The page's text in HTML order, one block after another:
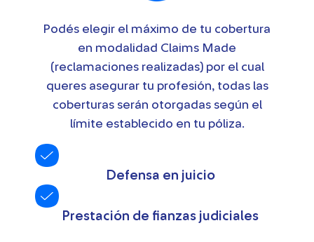
Podés elegir el máximo de tu cobertura
en modalidad Claims Made
(reclamaciones realizadas) por el cual
queres asegurar tu profesión, todas las
coberturas serán otorgadas según el
límite establecido en tu póliza.
Defensa en juicio
Prestación de fianzas judiciales